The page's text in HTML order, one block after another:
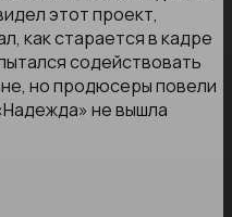
этот проект,
как старается в кадре
содействовать
но продюсеры повели
не вышла